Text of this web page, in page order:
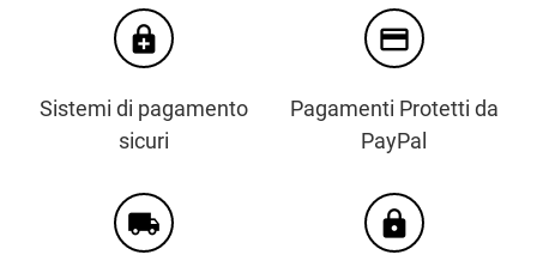
enhanced_encryption
Sistemi di pagamento
sicuri
credit_card
Pagamenti Protetti da
PayPal
local_shipping https